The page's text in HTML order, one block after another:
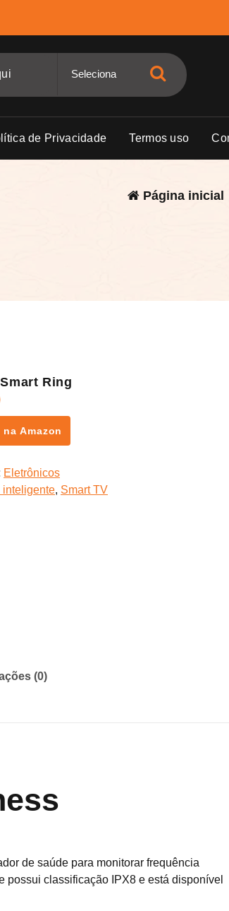
de Privacidade Termos uso
Página inicial
Ring
Amazon
Eletrônicos
inteligente, Smart TV
(0)
de saúde para monitorar frequência
possui classificação IPX8 e está disponível